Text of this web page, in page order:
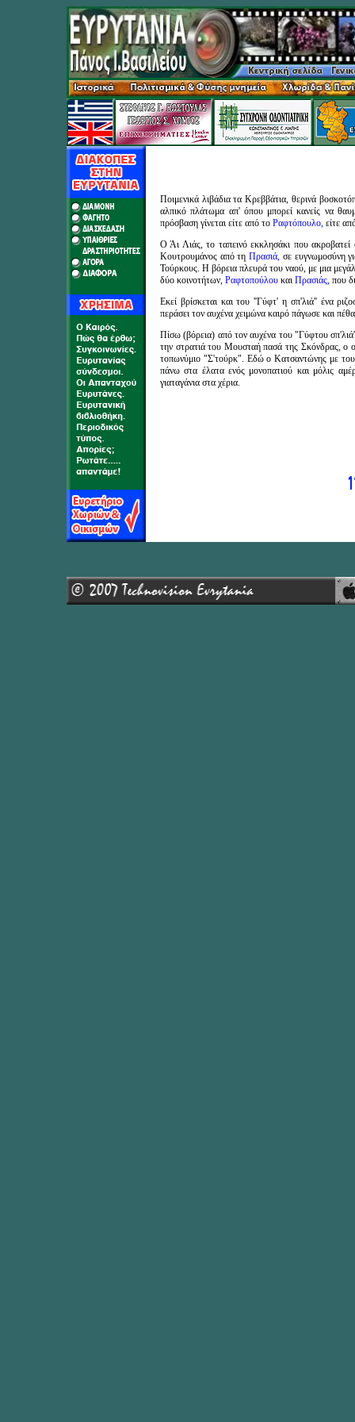
Ποιμενικά λιβάδια τα Κρεββάτια, θερινά
αλπικό πλάτωμα απ' όπου μπορεί κανείς να
πρόσβαση γίνεται είτε από το Ραφτόπουλο, είτε
Ο Άι Λιάς, το ταπεινό εκκλησάκι που ακροβατεί
Κουτρουμάνος από τηΠρασιά, σε ευγνωμοσύνη
Τούρκους. Η βόρεια πλευρά του ναού, με μια
δύο κοινοτήτων, Ραφτοπούλου και Πρασιάς, που
Εκεί βρίσκεται και του ''Γύφτ' η σπ'λιά'' ένα
περάσει τον αυχένα χειμώνα καιρό πάγωσε και
Πίσω (βόρεια) από τον αυχένα του "Γύφτου
την στρατιά του Μουσταή πασά της Σκόνδρας, ο
τοπωνύμιο "Σ'τούρκ". Εδώ ο Κατσαντώνης με του
πάνω στα έλατα ενός μονοπατιού και μόλις
γιαταγάνια στα χέρια.